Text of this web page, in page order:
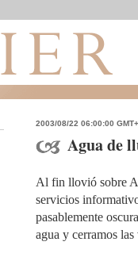
2003/08/22 06:00:00
Agua de
Al fin llovió sobre
servicios
pasablemente
agua y cerramos